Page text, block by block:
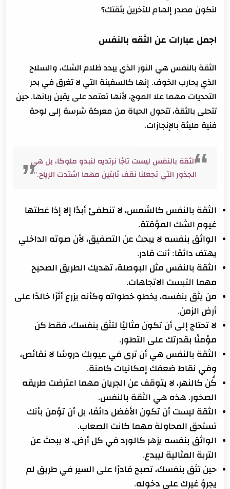
لتكون مصدر إلهام للآخرين بثقتك؟
اجمل عبارات عن الثقه بالنفس
الثقة بالنفس هي النور الذي يبدد ظلام الشك، والسلاح
الذي يحارب الخوف. إنها كالسفينة التي لا تغرق في بحر
التحديات مهما علا الموج، لأنها تعتمد على يقين ربانها. حين
تتحلى بالثقة، تتحول الحياة من معركة شرسة إلى لوحة
فنية مليئة بالإنجازات.
"الثقة بالنفس ليست تاجًا نرتديه لنبدو ملوكا، بل هي
الجذور التي تجعلنا نقف ثابتين مهما اشتدت الرياح."
الثقة بالنفس كالشمس، لا تنطفئ أبدًا إلا إذا غطتها
غيوم الشك المؤقتة.
الواثق بنفسه لا يبحث عن التصفيق، لأن صوته الداخلي
يهتف دائمًا: أنت قادر.
الثقة بالنفس مثل البوصلة، تهديك الطريق الصحيح
مهما التبست الاتجاهات.
من يثق بنفسه، يخطو خطواته وكأنه يزرع أثرًا خالدًا على
أرض الزمن.
لا تحتاج إلى أن تكون مثاليًا لتثق بنفسك، فقط كن
مؤمنًا بقدرتك على التطور.
الثقة بالنفس هي أن ترى في عيوبك دروسًا لا نقائص،
وفي نقاط ضعفك إمكانيات كامنة.
كُن كالنهر، لا يتوقف عن الجريان مهما اعترضت طريقه
الصخور. هذه هي الثقة بالنفس.
الثقة ليست أن تكون الأفضل دائمًا، بل أن تؤمن بأنك
تستحق المحاولة مهما كانت الصعاب.
الواثق بنفسه يزهر كالورد في كل أرض، لا يبحث عن
التربة المثالية ليبدع.
حين تثق بنفسك، تصبح قادرًا على السير في طريق لم
يجرؤ غيرك على دخوله.